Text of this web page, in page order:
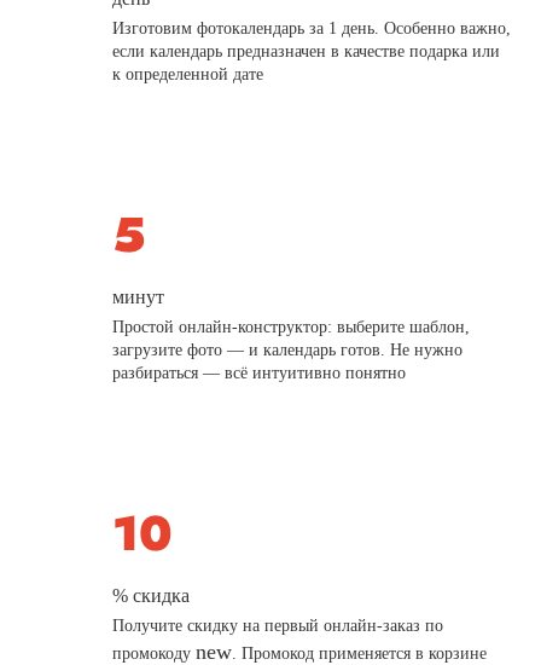
Изготовим фотокалендарь за 1 день. Особенно важно,
если календарь предназначен в качестве подарка или
к определенной дате
минут
Простой онлайн-конструктор: выберите шаблон,
загрузите фото — и календарь готов. Не нужно
разбираться — всё интуитивно понятно
% скидка
Получите скидку на первый онлайн-заказ по
промокодуnew. Промокод применяется в корзине